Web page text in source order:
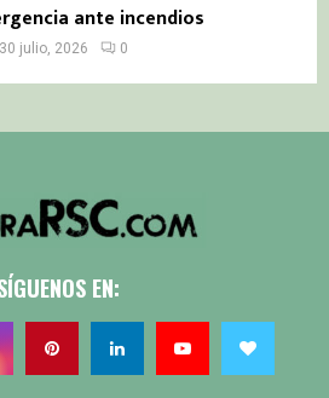
ante incendios
30 julio, 2026 0
EN: